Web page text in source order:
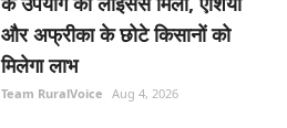
और अफ्रीका के छोटे किसानों को
मिलेगा लाभ
Team RuralVoice Aug 4, 2026